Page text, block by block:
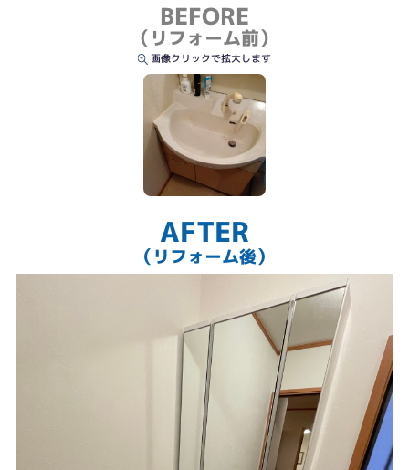
BEFORE
（リフォーム前）
画像クリックで拡大します
AFTER
（リフォーム後）